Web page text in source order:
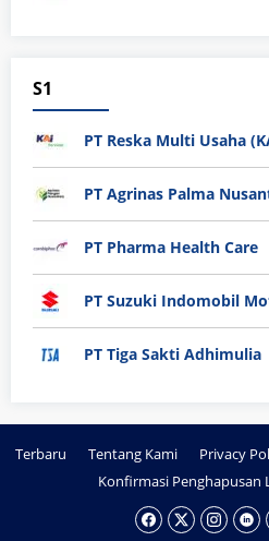
S1
PT Reska Multi Usaha
PT Agrinas Palma
PT Pharma Health Care
PT Suzuki Indomobil
PT Tiga Sakti Adhimulia
Terbaru Tentang Kami Privacy
Konfirmasi Penghapusan